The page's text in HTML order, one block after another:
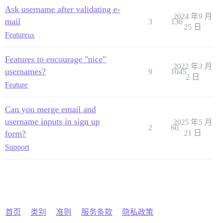
Ask username after validating e-
mail
Featureux
3 136
2024 年9 月
25 日
Features to encourage "nice"
usernames?
Feature
9 1045
2022 年3 月
2 日
Can you merge email and
username inputs in sign up
form?
Support
2 60
2025 年5 月
21 日
首页 类别 准则 服务条款 隐私政策